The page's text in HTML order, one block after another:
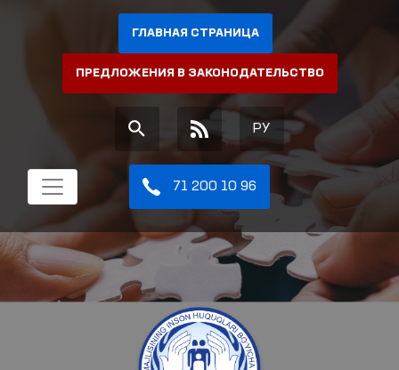
ГЛАВНАЯ СТРАНИЦА
ПРЕДЛОЖЕНИЯ В ЗАКОНОДАТЕЛЬСТВО
РУ
71 200 10 96